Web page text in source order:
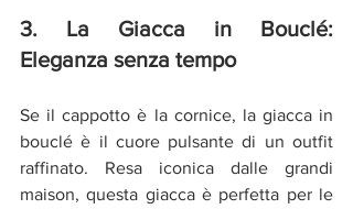
3. La Giacca in Bouclé:
Eleganza senza tempo
Se il cappotto è la cornice, la giacca in
bouclé è il cuore pulsante di un outfit
raffinato. Resa iconica dalle grandi
maison, questa giacca è perfetta per le